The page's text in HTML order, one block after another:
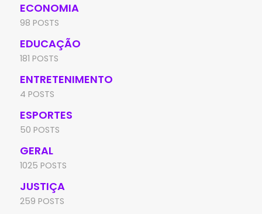
ECONOMIA
98 POSTS
EDUCAÇÃO
181 POSTS
ENTRETENIMENTO
4 POSTS
ESPORTES
50 POSTS
GERAL
1025 POSTS
JUSTIÇA
259 POSTS